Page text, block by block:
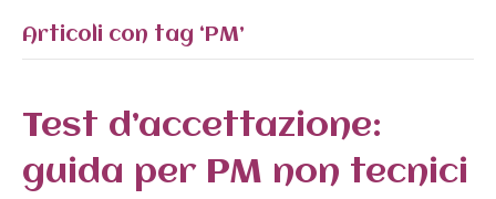
Articoli con tag ‘PM’
Test d’accettazione:
guida per PM non tecnici